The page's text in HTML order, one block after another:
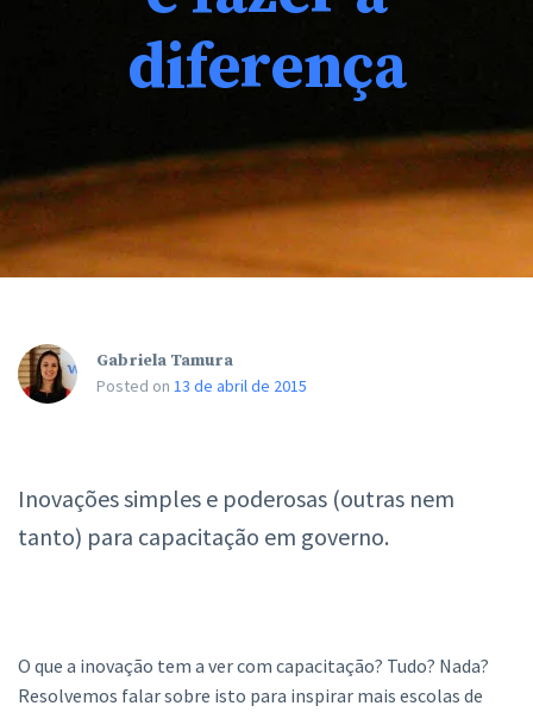
diferença
Gabriela Tamura
Posted on 13 de abril de 2015
Inovações simples e poderosas (outras nem
tanto) para capacitação em governo.
O que a inovação tem a ver com capacitação? Tudo? Nada?
Resolvemos falar sobre isto para inspirar mais escolas de